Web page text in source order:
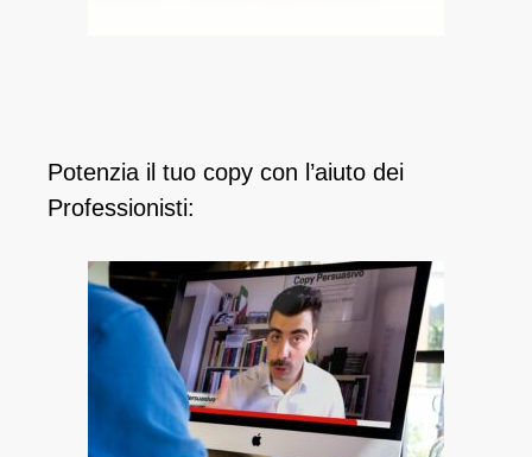
Potenzia il tuo copy con l’aiuto dei
Professionisti: